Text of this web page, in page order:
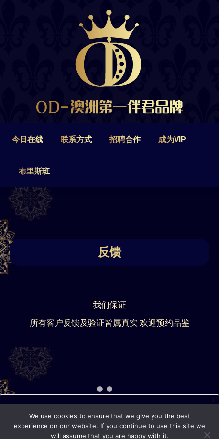
今日在线 联系方式 招聘合作 成为VIP
布里斯班
反馈
我们保证
所有客户反馈及验证皆属真实 欢迎预约品鉴
近期短信常出现延迟或无法正常接收的情况，如您通过短信
联系我们后 5 分钟内未收到回复，请通过 WhatsApp、电话
或其他联系方式再次联系我们。 感谢您的理解与配合
We use cookies to ensure that we give you the best
experience on our website. If you continue to use this site we
will assume that you are happy with it.
联系方式 招聘合作
布里斯班